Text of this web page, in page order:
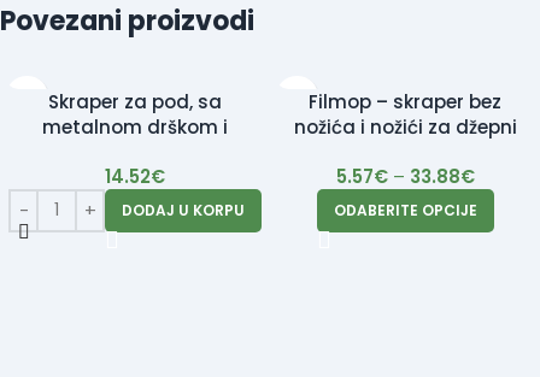
Povezani proizvodi
Skraper za pod, sa
metalnom drškom i
14.52€
DODAJ U KORPU
Filmop – skraper bez
nožića i nožići za džepni
5.57€ – 33.88€
ODABERITE OPCIJE